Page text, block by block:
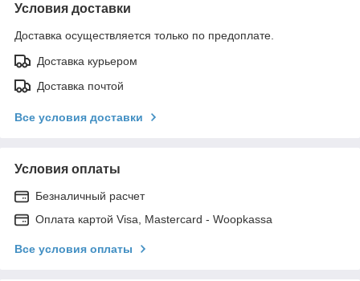
Условия доставки
Доставка осуществляется только по предоплате.
Доставка курьером
Доставка почтой
Все условия доставки
Условия оплаты
Безналичный расчет
Оплата картой Visa, Mastercard - Woopkassa
Все условия оплаты